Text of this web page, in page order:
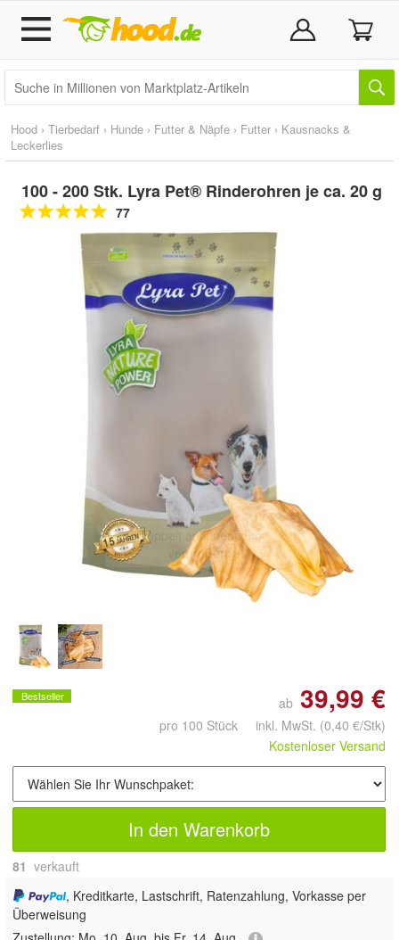
Hood › Tierbedarf › Hunde › Futter & Näpfe › Futter › Kausnacks &
Leckerlies
100 - 200 Stk. Lyra Pet® Rinderohren je ca. 20 g
77
Doppelt antippen zum
vergrößern
Bestseller ab 39,99 €
pro 100 Stück inkl. MwSt. (0,40 €/Stk)
Kostenloser Versand
In den Warenkorb
81 verkauft
, Kreditkarte, Lastschrift, Ratenzahlung, Vorkasse per
Überweisung